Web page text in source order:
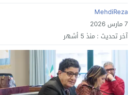
MehdiReza
7 مارس 2026
آخر تحديث : منذ 5 أشهر